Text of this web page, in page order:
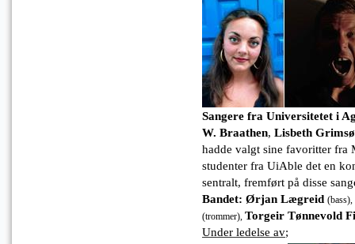
Sangere fra Universitetet i
W. Braathen, Lisbeth
hadde valgt sine favoritter fra
studenter fra UiAble det en
sentralt, fremført på disse
Bandet: Ørjan Lægreid (bass),
(trommer), Torgeir Tønnevold
Under ledelse av;